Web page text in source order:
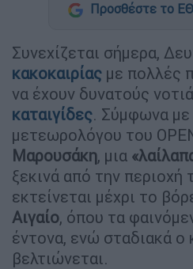
Προσθέστε το
Συνεχίζεται σήμερα,
κακοκαιρίας με πολλές
να έχουν δυνατούς
καταιγίδες. Σύμφωνα
μετεωρολόγου του
Μαρουσάκη, μια
ξεκινά από την περιοχή
εκτείνεται μέχρι το
Αιγαίο, όπου τα
έντονα, ενώ σταδιακά ο
βελτιώνεται.